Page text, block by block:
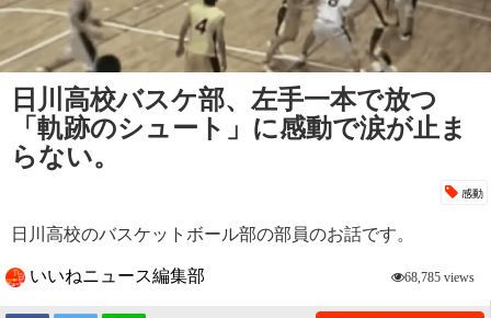
日川高校バスケ部、左手一本で放つ
「軌跡のシュート」に感動で涙が止ま
らない。
感動
日川高校のバスケットボール部の部員のお話です。
いいねニュース編集部
68,785 views